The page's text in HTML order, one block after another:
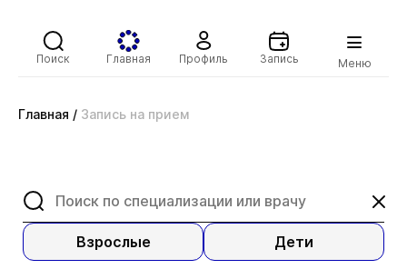
Поиск Главная Профиль Запись Меню
Главная / Запись на прием
Взрослые Дети